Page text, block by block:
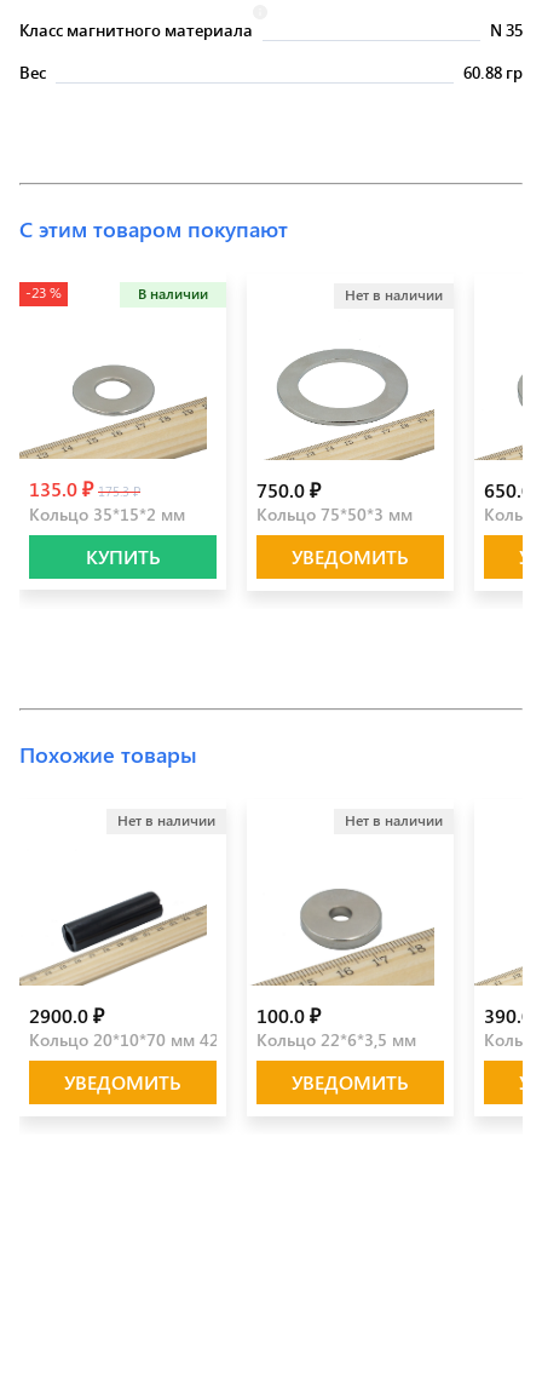
Класс магнитного материала
N 35
Вес
60.88 гр
С этим товаром покупают
-23 % В наличии
135.0 ₽ 175.3 ₽
Кольцо 35*15*2 мм
КУПИТЬ
Нет в наличии
750.0 ₽
Кольцо 75*50*3 мм
УВЕДОМИТЬ
650.0
Похожие товары
Нет в наличии
2900.0 ₽
Кольцо 20*10*70 мм 42SH
УВЕДОМИТЬ
Нет в наличии
100.0 ₽
Кольцо 22*6*3,5 мм
УВЕДОМИТЬ
390.0